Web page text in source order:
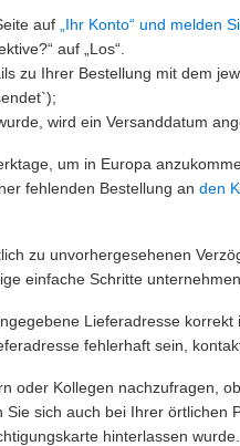
auf
„Ihr Konto“ und melden
auf „Los“.
zu Ihrer Bestellung mit dem
wird ein Versanddatum
um in Europa
fehlenden Bestellung an den
zu unvorhergesehenen
einfache Schritte
Lieferadresse korrekt
fehlerhaft sein,
oder Kollegen nachzufragen,
sich auch bei Ihrer örtlichen
hinterlassen wurde.